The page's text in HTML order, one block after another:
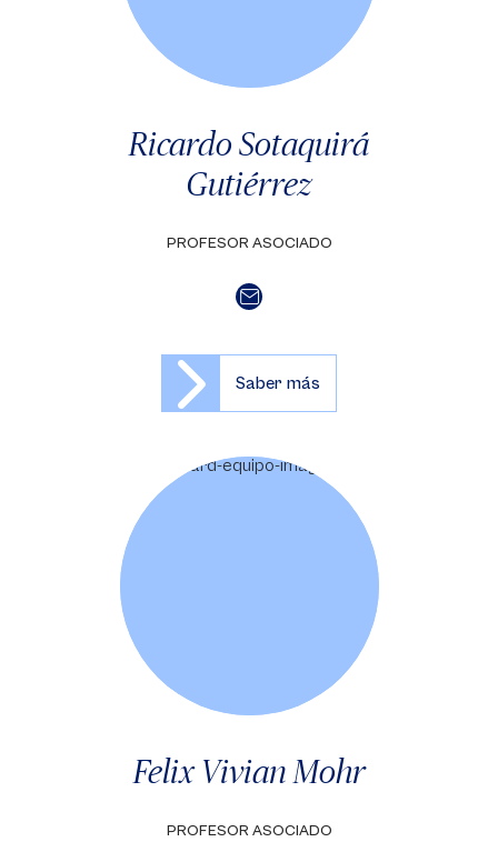
Ricardo Sotaquirá
Gutiérrez
PROFESOR ASOCIADO
Saber más
Felix Vivian Mohr
PROFESOR ASOCIADO